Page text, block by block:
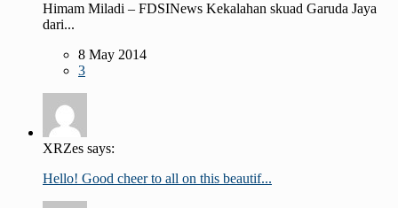
Himam Miladi – FDSINews Kekalahan skuad Garuda Jaya
dari...
8 May 2014
3
XRZes says:
Hello! Good cheer to all on this beautif...